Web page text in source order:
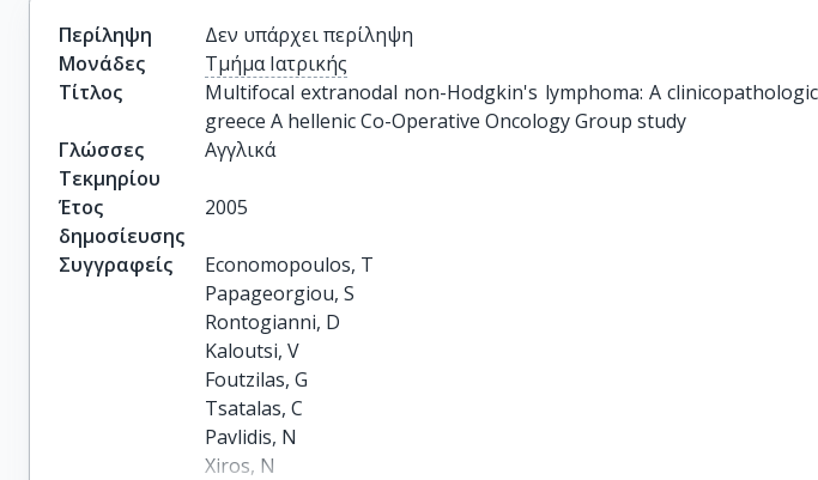
Περίληψη
Δεν υπάρχει περίληψη
Μονάδες
Τμήμα Ιατρικής
Τίτλος
Multifocal extranodal non-Hodgkin's lymphoma: A
greece A hellenic Co-Operative Oncology Group study
Γλώσσες
Τεκμηρίου
Αγγλικά
Έτος
δημοσίευσης
2005
Συγγραφείς
Economopoulos, T
Papageorgiou, S
Rontogianni, D
Kaloutsi, V
Foutzilas, G
Tsatalas, C
Pavlidis, N
Xiros, N